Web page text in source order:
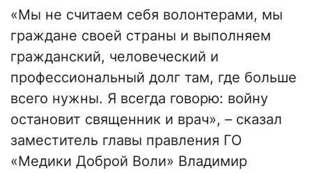
«Мы не считаем себя волонтерами, мы
граждане своей страны и выполняем
гражданский, человеческий и
профессиональный долг там, где больше
всего нужны. Я всегда говорю: войну
остановит священник и врач», – сказал
заместитель главы правления ГО
«Медики Доброй Воли» Владимир